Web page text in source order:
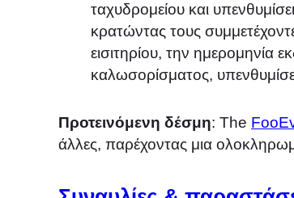
ταχυδρομείου και
κρατώντας τους
εισιτηρίου, την ημερομηνία
καλωσορίσματος,
Προτεινόμενη δέσμη: The
άλλες, παρέχοντας μια